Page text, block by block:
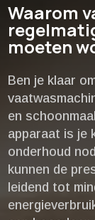
Waarom
moeten
Ben je klaar
en
apparaat is je
onderhoud
kunnen de
leidend tot